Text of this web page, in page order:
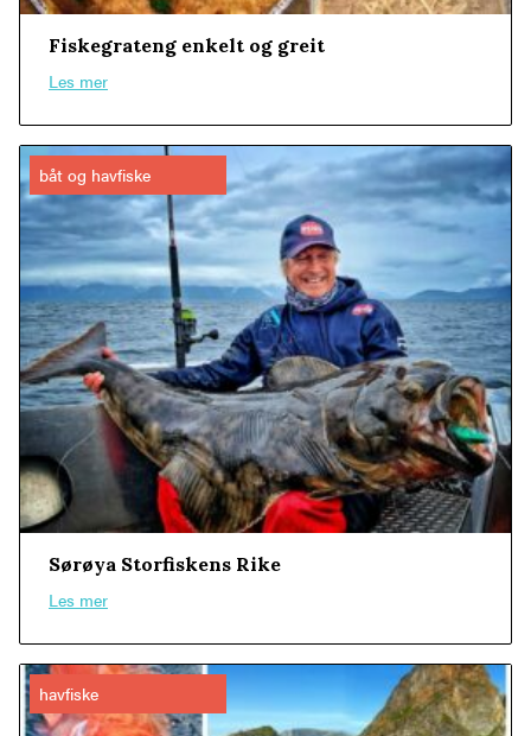
Fiskegrateng enkelt og greit
Les mer
båt og havfiske
Sørøya Storfiskens Rike
Les mer
havfiske